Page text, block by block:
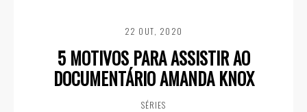
22 OUT, 2020
5 MOTIVOS PARA ASSISTIR AO
DOCUMENTÁRIO AMANDA KNOX
SÉRIES